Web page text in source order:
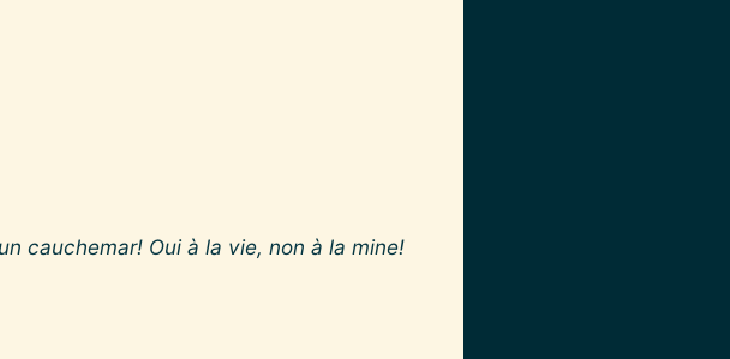
cauchemar! Oui à la vie, non à la mine!